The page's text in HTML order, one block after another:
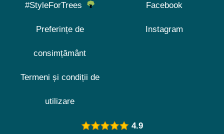
#StyleForTrees
Preferințe de
consimțământ
Termeni și condiții de
utilizare
Facebook
Instagram
4.9